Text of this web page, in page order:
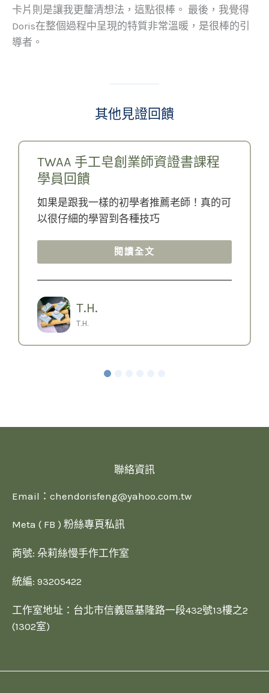
卡片則是讓我更釐清想法，這點很棒。 最後，我覺得
Doris在整個過程中呈現的特質非常溫暖，是很棒的引
導者。
其他見證回饋
TWAA 手工皂創業師資證書課程
學員回饋
如果是跟我一樣的初學者推薦老師！真的可
以很仔細的學習到各種技巧
閱讀全文
T.H.
T.H.
聯絡資訊
Email： chendorisfeng@yahoo.com.tw
Meta ( FB ) 粉絲專頁私訊
商號: 朵莉絲慢手作工作室
統編: 93205422
工作室地址：台北市信義區基隆路一段432號13樓之2
(1302室)